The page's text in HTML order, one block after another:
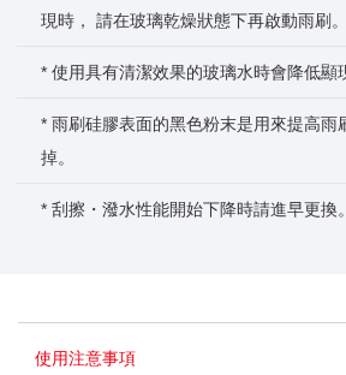
現時， 請在玻璃乾燥狀態下再啟動雨刷。
* 使用具有清潔效果的玻璃水時會降低顯
* 雨刷硅膠表面的黑色粉末是用來提高雨
掉。
* 刮擦・潑水性能開始下降時請進早更換。
使用注意事項